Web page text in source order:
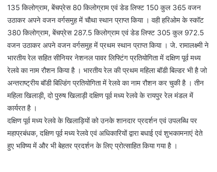
135 किलोग्राम, बेंचप्रेस 80 किलोग्राम एवं डेड लिफ्ट 150 कुल 365 वजन
उठाकर अपने वजन वर्गसमुह में चौथा स्थान प्राप्त किया । वही हरिओम के स्कॉट
380 किलोग्राम, बेंचप्रेस 287.5 किलोग्राम एवं डेड लिफ्ट 305 कुल 972.5
वजन उठाकर अपने वजन वर्गसमुह में प्रथम स्थान प्राप्त किया । जे. रामालक्ष्मी ने
भारतीय रेल सहित सीनियर नेशनल पावर लिफ्टिंग प्रतियोगिता में दक्षिण पूर्व मध्य
रेलवे का नाम रौशन किया है । भारतीय रेल की प्रथम महिला बॉडी बिल्डर भी है जो
अन्तराष्ट्रीय बॉडी बिल्डिंग प्रतियोगिता में रेलवे का नाम रौशन कर चुकी है । तीन
महिला खिलाड़ी, दो पुरुष खिलाड़ी दक्षिण पूर्व मध्य रेलवे के रायपुर रेल मंडल में
कार्यरत है ।
दक्षिण पूर्व मध्य रेलवे के खिलाड़ियों को उनके शानदार प्रदर्शन एवं उपलब्धि पर
महाप्रबंधक, दक्षिण पूर्व मध्य रेलवे एवं अधिकारियों द्वारा बधाई एवं शुभकामनाएं देते
हुए भविष्य में और भी बेहतर प्रदर्शन के लिए प्रोत्साहित किया गया है ।